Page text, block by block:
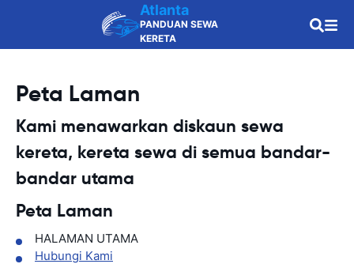
Atlanta
PANDUAN SEWA
KERETA
Peta Laman
Kami menawarkan diskaun sewa
kereta, kereta sewa di semua bandar-
bandar utama
Peta Laman
HALAMAN UTAMA
Hubungi Kami